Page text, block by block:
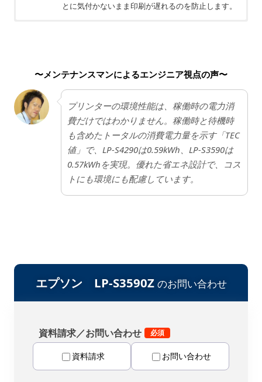
とに気付かないまま印刷が遅れるのを防止します。
遅くなってしまいます。そこまで高画質を求めてい
ない方にはストレスになる可能性があります。
〜メンテナンスマンによるエンジニア視点の声〜
プリンターの環境性能は、稼働時の電力消
費だけではわかりません。稼働時と待機時
も含めたトータルの消費電力量を示す「TEC
値」で、LP-S4290は0.59kWh、LP-S3590は
0.57kWhを実現。優れた省エネ設計で、コス
トにも環境にも配慮しています。
エプソン LP-S3590Z のお問い合わせ
資料請求／お問い合わせ
資料請求 お問い合わせ